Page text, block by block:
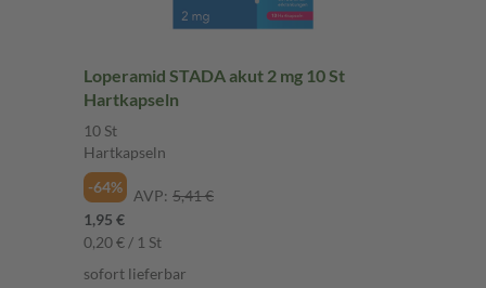
Loperamid STADA akut 2 mg 10 St
Hartkapseln
10 St
Hartkapseln
-64%
AVP: 5,41 €
1,95 €
0,20 € / 1 St
sofort lieferbar